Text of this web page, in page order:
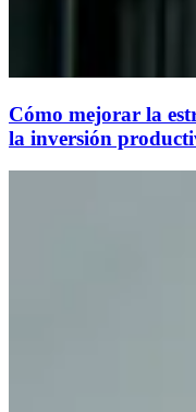
Cómo mejorar la
la inversión